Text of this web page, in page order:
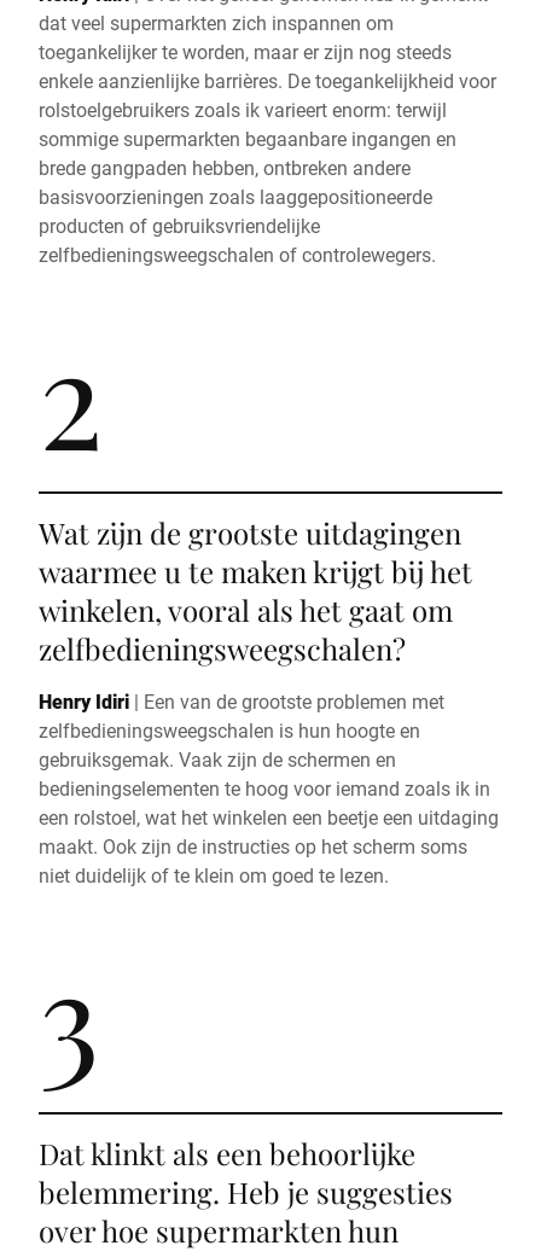
dat veel supermarkten zich inspannen om
toegankelijker te worden, maar er zijn nog steeds
enkele aanzienlijke barrières. De toegankelijkheid voor
rolstoelgebruikers zoals ik varieert enorm: terwijl
sommige supermarkten begaanbare ingangen en
brede gangpaden hebben, ontbreken andere
basisvoorzieningen zoals laaggepositioneerde
producten of gebruiksvriendelijke
zelfbedieningsweegschalen of controlewegers.
2
Wat zijn de grootste uitdagingen
waarmee u te maken krijgt bij het
winkelen, vooral als het gaat om
zelfbedieningsweegschalen?
Henry Idiri | Een van de grootste problemen met
zelfbedieningsweegschalen is hun hoogte en
gebruiksgemak. Vaak zijn de schermen en
bedieningselementen te hoog voor iemand zoals ik in
een rolstoel, wat het winkelen een beetje een uitdaging
maakt. Ook zijn de instructies op het scherm soms
niet duidelijk of te klein om goed te lezen.
3
Dat klinkt als een behoorlijke
belemmering. Heb je suggesties
over hoe supermarkten hun